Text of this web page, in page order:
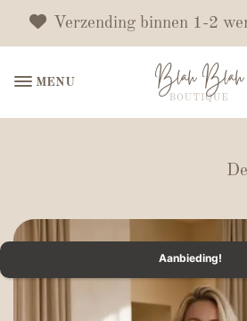
Verzending binnen 1-2
MENU
Aanbieding!